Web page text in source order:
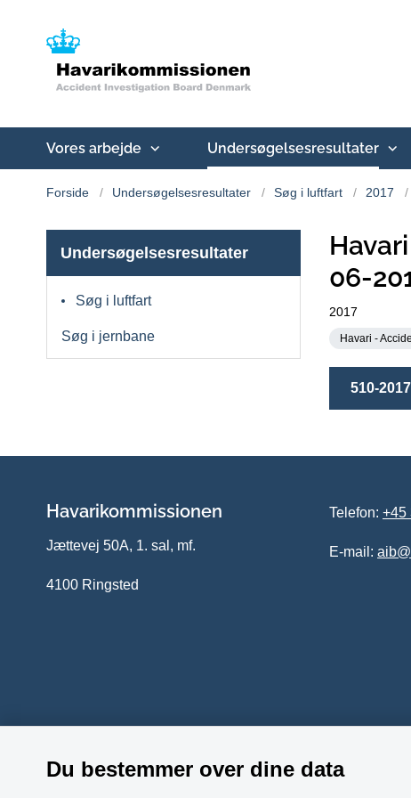
Vores arbejde Undersøgelsesresultater
Forside Undersøgelsesresultater Søg i luftfart 2017
Undersøgelsesresultater
Søg i luftfart
Søg i jernbane
06-
2017
Havari -
510-
Havarikommissionen
Jættevej 50A, 1. sal, mf.
4100 Ringsted
Telefon: +45
E-mail:
Du bestemmer over dine data